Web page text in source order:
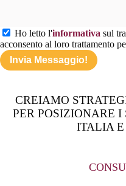
Ho letto l'informativa sul
acconsento al loro trattamento
CREIAMO
PER POSIZIONARE
ITALIA E